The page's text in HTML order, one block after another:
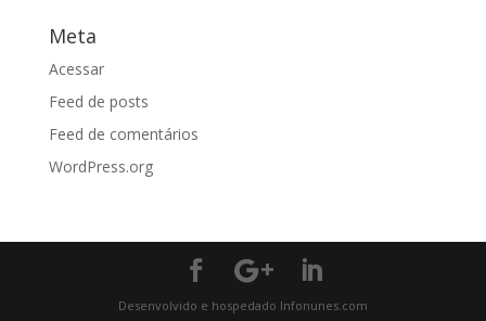
Meta
Acessar
Feed de posts
Feed de comentários
WordPress.org
Desenvolvido e hospedado Infonunes.com